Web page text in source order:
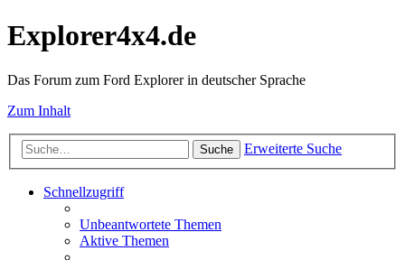
Explorer4x4.de
Das Forum zum Ford Explorer in deutscher Sprache
Zum Inhalt
Suche Erweiterte Suche
Schnellzugriff
Unbeantwortete Themen
Aktive Themen